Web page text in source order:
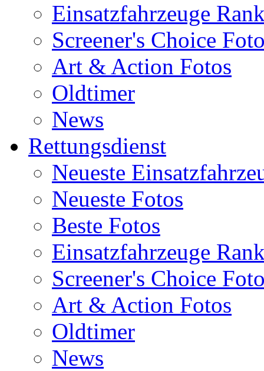
Einsatzfahrzeuge
Screener's Choice
Art & Action Fotos
Oldtimer
News
Rettungsdienst
Neueste
Neueste Fotos
Beste Fotos
Einsatzfahrzeuge
Screener's Choice
Art & Action Fotos
Oldtimer
News